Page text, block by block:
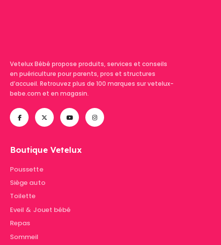
Vetelux Bébé propose produits, services et conseils
en puériculture pour parents, pros et structures
d’accueil. Retrouvez plus de 100 marques sur vetelux-
bebe.com et en magasin.
Boutique Vetelux
Poussette
Siège auto
Toilette
Eveil & Jouet bébé
Repas
Sommeil